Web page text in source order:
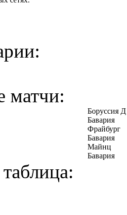
матчи:
Боруссия Д
Бавария
Фрайбург
Бавария
Майнц
Бавария